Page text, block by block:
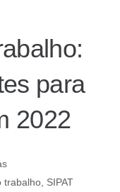
para
2022
trabalho, SIPAT